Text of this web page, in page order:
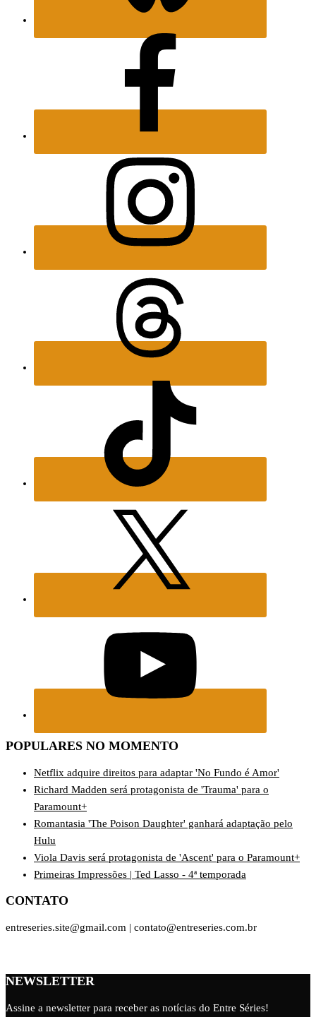
POPULARES NO MOMENTO
Netflix adquire direitos para adaptar 'No Fundo é Amor'
Richard Madden será protagonista de 'Trauma' para o
Paramount+
Romantasia 'The Poison Daughter' ganhará adaptação pelo
Hulu
Viola Davis será protagonista de 'Ascent' para o Paramount+
Primeiras Impressões | Ted Lasso - 4ª temporada
CONTATO
entreseries.site@gmail.com | contato@entreseries.com.br
NEWSLETTER
Assine a newsletter para receber as notícias do Entre Séries!